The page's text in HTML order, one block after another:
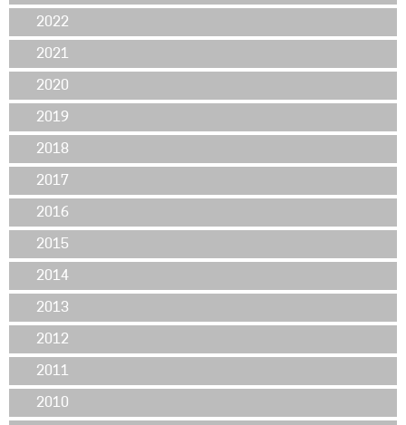
2022
2021
2020
2019
2018
2017
2016
2015
2014
2013
2012
2011
2010